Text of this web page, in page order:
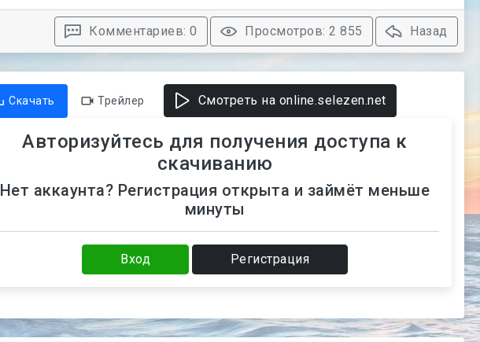
Комментариев: 0 Просмотров: 2 855 Назад
Скачать Трейлер Смотреть на online.selezen.net
Авторизуйтесь для получения доступа к
скачиванию
Нет аккаунта? Регистрация открыта и займёт меньше
минуты
Вход Регистрация